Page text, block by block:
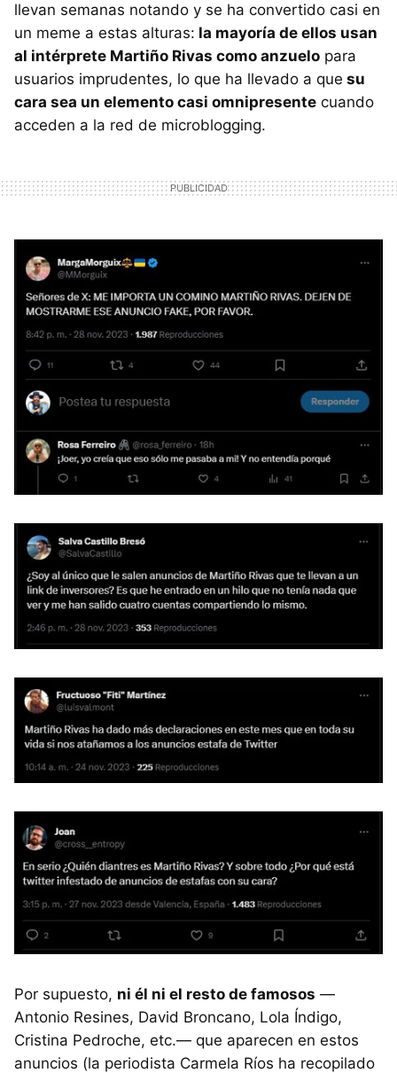
llevan semanas notando y se ha convertido casi en
un meme a estas alturas: la mayoría de ellos usan
al intérprete Martiño Rivas como anzuelo para
usuarios imprudentes, lo que ha llevado a que su
cara sea un elemento casi omnipresente cuando
acceden a la red de microblogging.
Por supuesto, ni él ni el resto de famosos —
Antonio Resines, David Broncano, Lola Índigo,
Cristina Pedroche, etc.— que aparecen en estos
anuncios (la periodista Carmela Ríos ha recopilado